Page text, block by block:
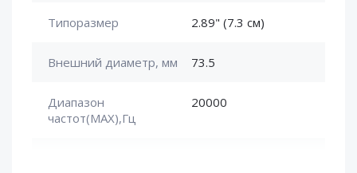
Типоразмер 2.89" (7.3 cм)
Внешний диаметр, мм 73.5
Диапазон
частот(MAX),Гц
20000